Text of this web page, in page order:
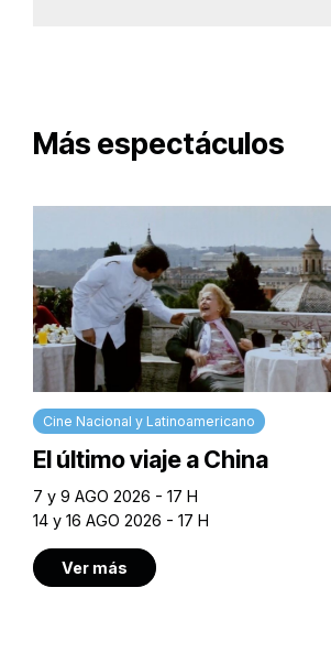
Más espectáculos
Cine Nacional y Latinoamericano
El último viaje a China
7 y 9 AGO 2026 - 17 H
14 y 16 AGO 2026 - 17 H
Ver más